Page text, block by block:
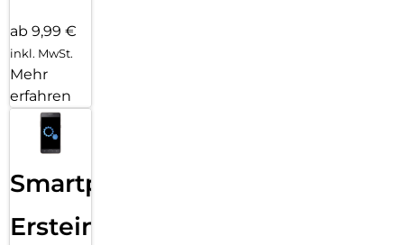
ab 9,99 €
inkl. MwSt.
Mehr
erfahren
Smartphone
Ersteinrichtung